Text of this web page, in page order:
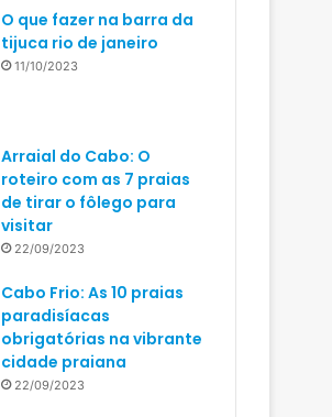
O que fazer na barra da
tijuca rio de janeiro
11/10/2023
Arraial do Cabo: O
roteiro com as 7 praias
de tirar o fôlego para
visitar
22/09/2023
Cabo Frio: As 10 praias
paradisíacas
obrigatórias na vibrante
cidade praiana
22/09/2023